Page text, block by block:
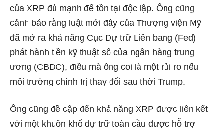
của XRP đủ mạnh để tồn tại độc lập. Ông cũng
cảnh báo rằng luật mới đây của Thượng viện Mỹ
đã mở ra khả năng Cục Dự trữ Liên bang (Fed)
phát hành tiền kỹ thuật số của ngân hàng trung
ương (CBDC), điều mà ông coi là một rủi ro nếu
môi trường chính trị thay đổi sau thời Trump.
Ông cũng đề cập đến khả năng XRP được liên kết
với một khuôn khổ dự trữ toàn cầu được hỗ trợ